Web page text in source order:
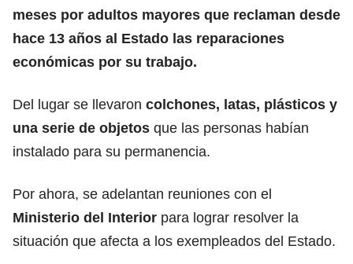
meses por adultos mayores que reclaman desde
hace 13 años al Estado las reparaciones
económicas por su trabajo.
Del lugar se llevaron colchones, latas, plásticos y
una serie de objetos que las personas habían
instalado para su permanencia.
Por ahora, se adelantan reuniones con el
Ministerio del Interior para lograr resolver la
situación que afecta a los exempleados del Estado.